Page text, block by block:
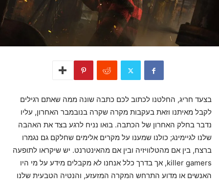
בצעד חריג, החלטנו לכתוב לכם כתבה שונה ממה שאתם רגילים
לקבל מאיתנו וזאת בעקבות מקרה שקרה בנובמבר האחרון, עליו
נדבר בחלק האחרון של הכתבה. בואו נניח לרגע בצד את האהבה
שלנו לגיימינג; כולנו שמענו על מקרים אלימים שחלקם גם נגמרו
ברצח, בין אם מהטלוויזיה ובין אם מהאינטרנט. יש שיקראו לתופעה
killer gamers, אך בדרך כלל אנחנו לא מקבלים מידע על מי היו
האנשים או מדוע התרחש המקרה המזעזע, והנטיה הטבעית שלנו